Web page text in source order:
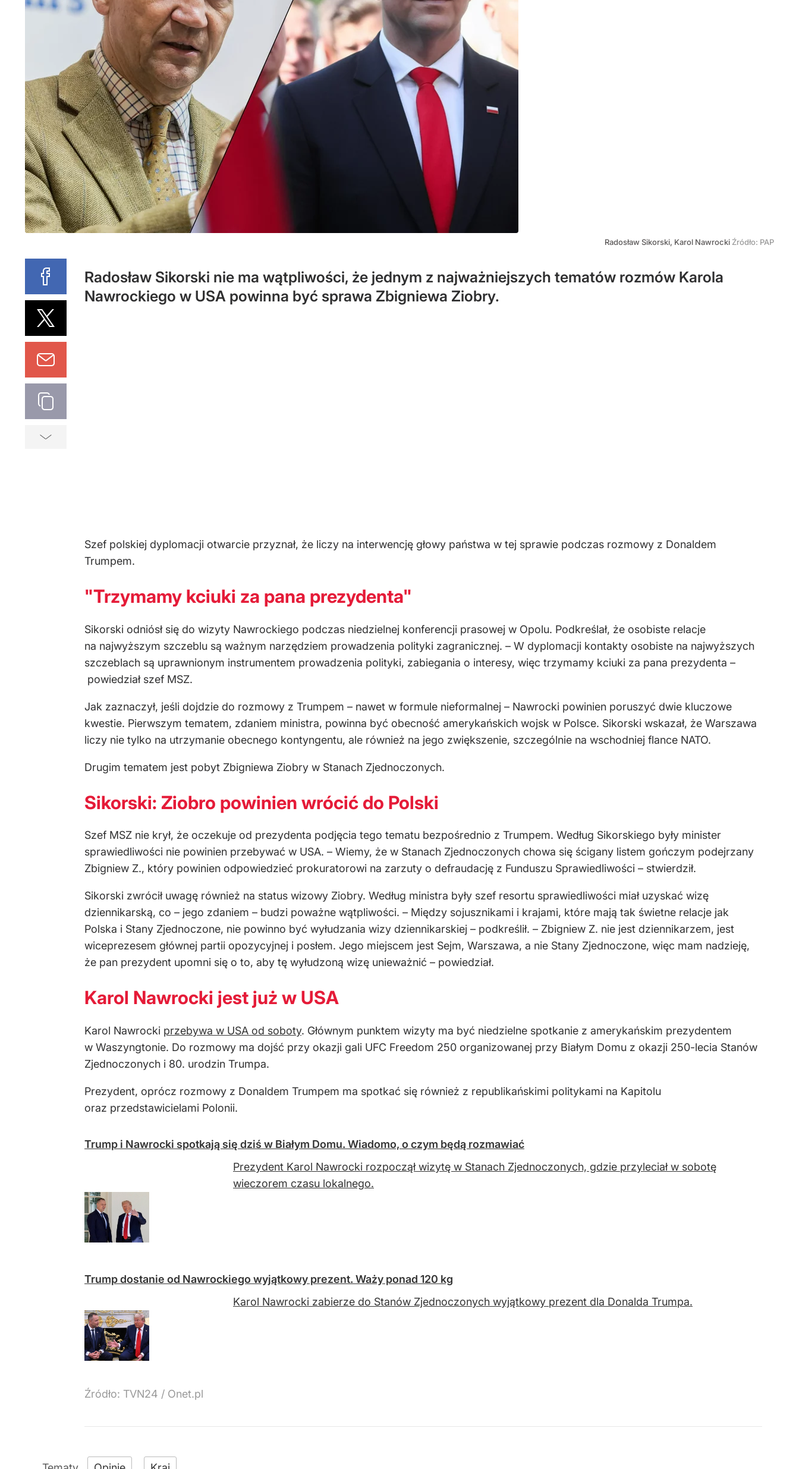
Radosław Sikorski, Karol Nawrocki Źródło: PAP
Radosław Sikorski nie ma wątpliwości, że jednym z najważniejszych tematów rozmów Karola
Nawrockiego w USA powinna być sprawa Zbigniewa Ziobry.
Szef polskiej dyplomacji otwarcie przyznał, że liczy na interwencję głowy państwa w tej sprawie podczas rozmowy z Donaldem
Trumpem.
"Trzymamy kciuki za pana prezydenta"
Sikorski odniósł się do wizyty Nawrockiego podczas niedzielnej konferencji prasowej w Opolu. Podkreślał, że osobiste relacje
na najwyższym szczeblu są ważnym narzędziem prowadzenia polityki zagranicznej. – W dyplomacji kontakty osobiste na najwyższych
szczeblach są uprawnionym instrumentem prowadzenia polityki, zabiegania o interesy, więc trzymamy kciuki za pana prezydenta –
powiedział szef MSZ.
Jak zaznaczył, jeśli dojdzie do rozmowy z Trumpem – nawet w formule nieformalnej – Nawrocki powinien poruszyć dwie kluczowe
kwestie. Pierwszym tematem, zdaniem ministra, powinna być obecność amerykańskich wojsk w Polsce. Sikorski wskazał, że Warszawa
liczy nie tylko na utrzymanie obecnego kontyngentu, ale również na jego zwiększenie, szczególnie na wschodniej flance NATO.
Drugim tematem jest pobyt Zbigniewa Ziobry w Stanach Zjednoczonych.
Sikorski: Ziobro powinien wrócić do Polski
Szef MSZ nie krył, że oczekuje od prezydenta podjęcia tego tematu bezpośrednio z Trumpem. Według Sikorskiego były minister
sprawiedliwości nie powinien przebywać w USA. – Wiemy, że w Stanach Zjednoczonych chowa się ścigany listem gończym podejrzany
Zbigniew Z., który powinien odpowiedzieć prokuratorowi na zarzuty o defraudację z Funduszu Sprawiedliwości – stwierdził.
Sikorski zwrócił uwagę również na status wizowy Ziobry. Według ministra były szef resortu sprawiedliwości miał uzyskać wizę
dziennikarską, co – jego zdaniem – budzi poważne wątpliwości. – Między sojusznikami i krajami, które mają tak świetne relacje jak
Polska i Stany Zjednoczone, nie powinno być wyłudzania wizy dziennikarskiej – podkreślił. – Zbigniew Z. nie jest dziennikarzem, jest
wiceprezesem głównej partii opozycyjnej i posłem. Jego miejscem jest Sejm, Warszawa, a nie Stany Zjednoczone, więc mam nadzieję,
że pan prezydent upomni się o to, aby tę wyłudzoną wizę unieważnić – powiedział.
Karol Nawrocki jest już w USA
Karol Nawrocki przebywa w USA od soboty. Głównym punktem wizyty ma być niedzielne spotkanie z amerykańskim prezydentem
w Waszyngtonie. Do rozmowy ma dojść przy okazji gali UFC Freedom 250 organizowanej przy Białym Domu z okazji 250-lecia Stanów
Zjednoczonych i 80. urodzin Trumpa.
Prezydent, oprócz rozmowy z Donaldem Trumpem ma spotkać się również z republikańskimi politykami na Kapitolu
oraz przedstawicielami Polonii.
Trump i Nawrocki spotkają się dziś w Białym Domu. Wiadomo, o czym będą rozmawiać
Prezydent Karol Nawrocki rozpoczął wizytę w Stanach Zjednoczonych, gdzie przyleciał w sobotę
wieczorem czasu lokalnego.
Trump dostanie od Nawrockiego wyjątkowy prezent. Waży ponad 120 kg
Karol Nawrocki zabierze do Stanów Zjednoczonych wyjątkowy prezent dla Donalda Trumpa.
Źródło: TVN24 / Onet.pl